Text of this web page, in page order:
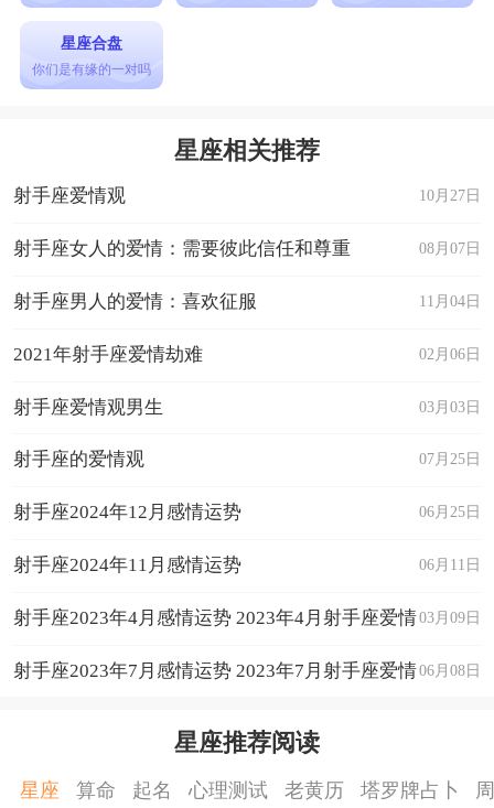
星座合盘
你们是有缘的一对吗
星座相关推荐
10月27日
射手座爱情观
08月07日
射手座女人的爱情：需要彼此信任和尊重
11月04日
射手座男人的爱情：喜欢征服
02月06日
2021年射手座爱情劫难
03月03日
射手座爱情观男生
07月25日
射手座的爱情观
06月25日
射手座2024年12月感情运势
06月11日
射手座2024年11月感情运势
03月09日
射手座2023年4月感情运势 2023年4月射手座爱情
运程详解 06月08日
射手座2023年7月感情运势 2023年7月射手座爱情
星座推荐阅读
星座 算命 起名 心理测试 老黄历 塔罗牌占卜